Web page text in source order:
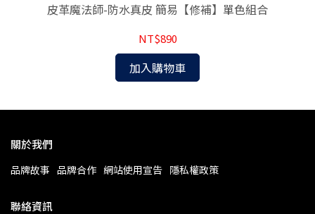
皮革魔法師-防水真皮 簡易【修補】單色組合
NT$890
加入購物車
關於我們
品牌故事 品牌合作 網站使用宣告 隱私權政策
聯絡資訊